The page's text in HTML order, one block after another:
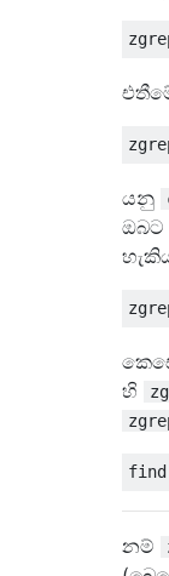
යනු
ඔබට
හි
නම්